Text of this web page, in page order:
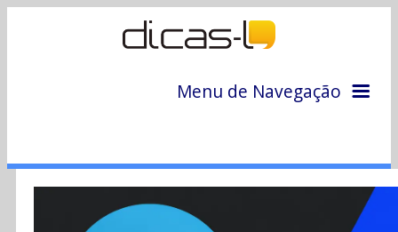
Menu de Navegação